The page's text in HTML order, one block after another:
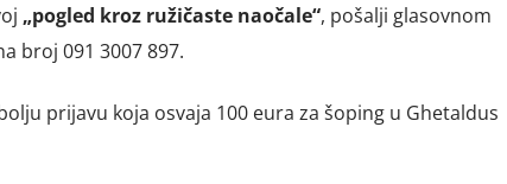
„pogled kroz ružičaste naočale“, pošalji glasovnom
broj 091 3007 897.
prijavu koja osvaja 100 eura za šoping u Ghetaldus